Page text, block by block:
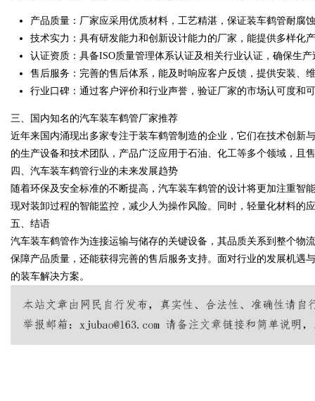
产品质量：厂家应采用优质材料，工艺精湛，保证装车鹤管耐腐
技术实力：具有研发能力和创新设计能力的厂家，能提供多样化
认证资质：具备ISO质量管理体系认证及相关行业认证，确保生产
售后服务：完善的售后体系，能及时响应客户反馈，提供安装、
行业口碑：通过客户评价和行业声誉，验证厂家的市场认可度和
三、国内知名的汽车装车鹤管厂家推荐
近年来国内涌现出多家专注于装车鹤管制造的企业，它们在技术创新
的生产设备和技术团队，产品广泛应用于石油、化工等多个领域，且
四、汽车装车鹤管行业的未来发展趋势
随着环保及安全标准的不断提高，汽车装车鹤管的设计将更加注重智
现对装卸过程的智能监控，减少人为操作风险。同时，轻量化材料的
五、结语
汽车装车鹤管作为连接运输与储存的关键设备，其品质关系到整个物
保障产品质量，还能获得完善的售后服务支持。面对行业的发展机遇
的装车解决方案。